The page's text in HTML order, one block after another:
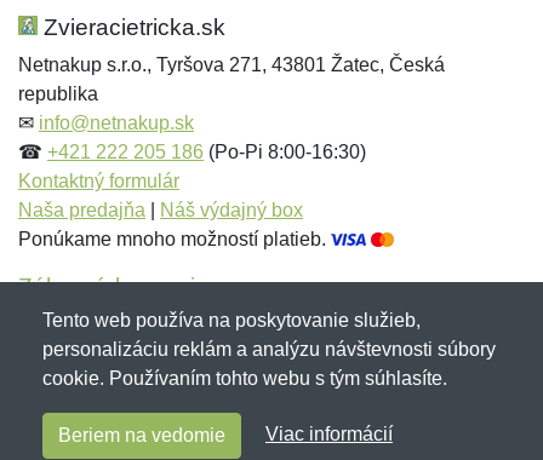
Hodnotenie:
Meno:*
E-mail:
Správa*
Meno:
E-mail:*
Správa*
Zvieracietricka.sk
Netnakup s.r.o., Tyršova 271, 43801 Žatec, Česká
republika
✉ info@netnakup.sk
☎ +421 222 205 186 (Po-Pi 8:00-16:30)
Kontaktný formulár
Naša predajňa
Náš výdajný box
Ponúkame mnoho možností platieb.
Zákaznícky servis
Novinky emailom
Copyright © 2007-2026 (19 rokov s vami)Netnakup.sk
Tento web používa na poskytovanie služieb,
personalizáciu reklám a analýzu návštevnosti súbory
cookie. Používaním tohto webu s tým súhlasíte.
Beriem na vedomie Viac informácií